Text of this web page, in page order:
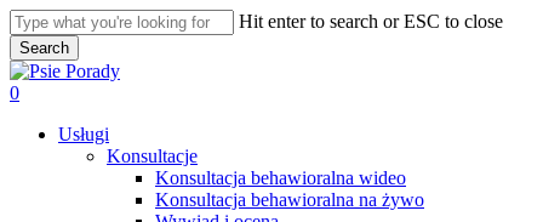
Skip
to
main
content
Hit enter to search or ESC to close
Search
Close
Search
search
0
Usługi
Konsultacje
Konsultacja behawioralna wideo
Konsultacja behawioralna na żywo